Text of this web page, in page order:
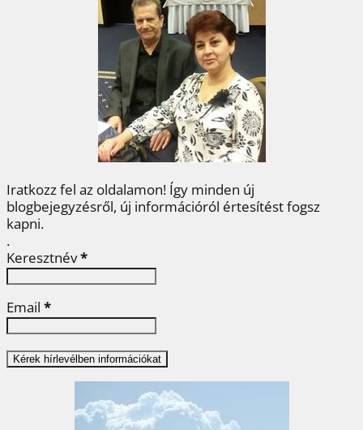
b
o
k
t
e
r
e
e
s
t
e
d
I
n
a
e
g
Iratkozz fel az oldalamon! Így minden új
blogbejegyzésről, új információról értesítést fogsz
kapni.
.
Keresztnév*
Email *